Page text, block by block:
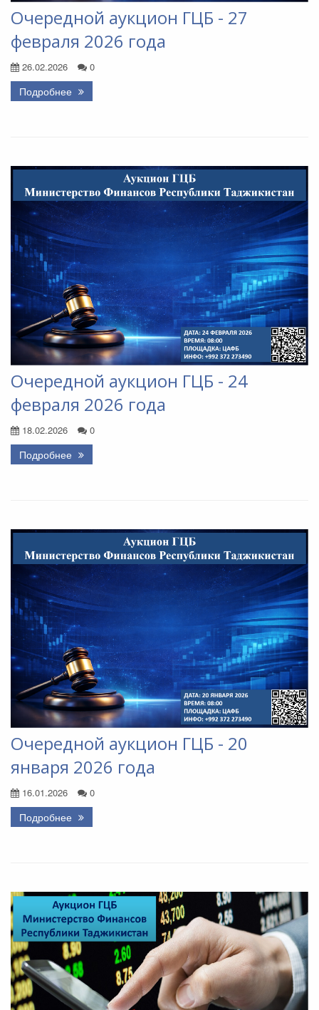
Очередной аукцион ГЦБ - 27
февраля 2026 года
26.02.2026 0
Подробнее
Очередной аукцион ГЦБ - 24
февраля 2026 года
18.02.2026 0
Подробнее
Очередной аукцион ГЦБ - 20
января 2026 года
16.01.2026 0
Подробнее